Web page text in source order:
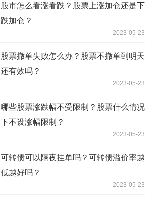
股市怎么看涨看跌？股票上涨加仓还是下
跌加仓？
2023-05-23
股票撤单失败怎么办？股票不撤单到明天
还有效吗？
2023-05-23
哪些股票涨跌幅不受限制？股票什么情况
下不设涨幅限制？
2023-05-23
可转债可以隔夜挂单吗？可转债溢价率越
低越好吗？
2023-05-23